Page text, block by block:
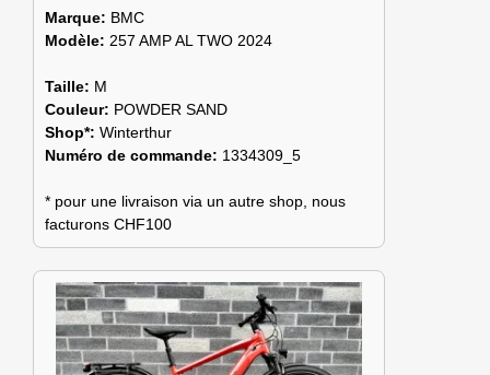
Marque: BMC
Modèle: 257 AMP AL TWO 2024
Taille: M
Couleur: POWDER SAND
Shop*: Winterthur
Numéro de commande: 1334309_5
* pour une livraison via un autre shop, nous
facturons CHF100